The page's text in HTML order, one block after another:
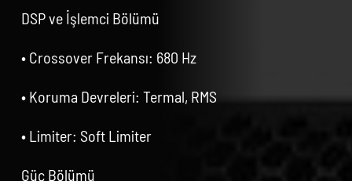
DSP ve İşlemci Bölümü
• Crossover Frekansı: 680 Hz
• Koruma Devreleri: Termal, RMS
• Limiter: Soft Limiter
Güç Bölümü